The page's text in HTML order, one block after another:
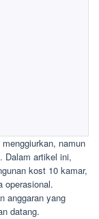
namun
Dalam artikel ini,
kost 10 kamar,
operasional.
anggaran yang
datang.